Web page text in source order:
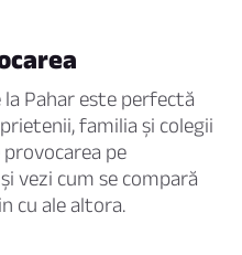
Pahar este perfectă
familia și colegii
pe
vezi cum se compară
cu ale altora.